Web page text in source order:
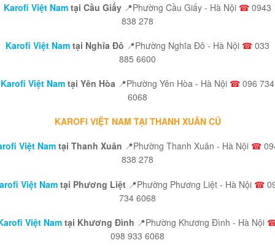
Karofi Việt Nam tại Cầu Giấy 📍Phường Cầu Giấy - Hà Nội ☎ 0943
838 278
Karofi Việt Nam tại Nghĩa Đô 📍Phường Nghĩa Đô - Hà Nội ☎ 033
885 6600
Karofi Việt Nam tại Yên Hòa 📍Phường Yên Hòa - Hà Nội ☎ 096 734
6068
KAROFI VIỆT NAM TẠI THANH XUÂN CŨ
Việt Nam tại Thanh Xuân 📍Phường Thanh Xuân - Hà Nội ☎
838 278
Việt Nam tại Phương Liệt 📍Phường Phương Liệt - Hà Nội ☎
734 6068
Việt Nam tại Khương Đình 📍Phường Khương Đình - Hà Nội
098 933 6068